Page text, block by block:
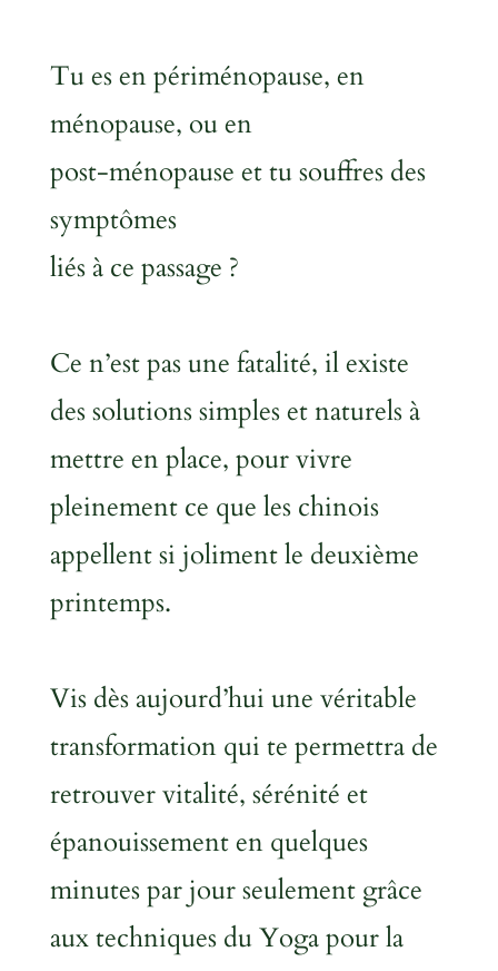
Tu es en périménopause, en
ménopause, ou en
post-ménopause et tu souffres des
symptômes
liés à ce passage ?
Ce n’est pas une fatalité, il existe
des solutions simples et naturels à
mettre en place, pour vivre
pleinement ce que les chinois
appellent si joliment le deuxième
printemps.
Vis dès aujourd’hui une véritable
transformation qui te permettra de
retrouver vitalité, sérénité et
épanouissement en quelques
minutes par jour seulement grâce
aux techniques duYoga pour la